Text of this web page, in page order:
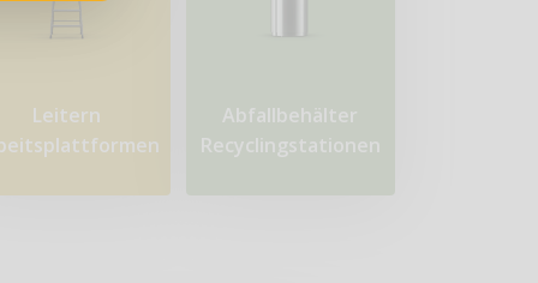
Leitern
Abfallbehälter
Recyclingstationen